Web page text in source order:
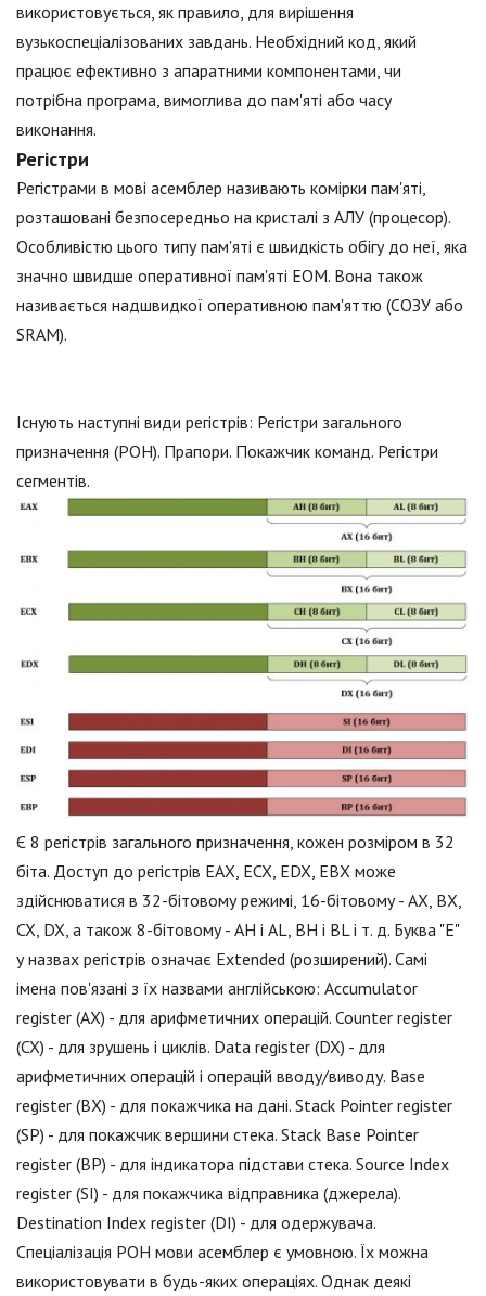
використовується, як правило, для вирішення
вузькоспеціалізованих завдань. Необхідний код, який
працює ефективно з апаратними компонентами, чи
потрібна програма, вимоглива до пам'яті або часу
виконання.
Регістри
Регістрами в мові асемблер називають комірки пам'яті,
розташовані безпосередньо на кристалі з АЛУ (процесор).
Особливістю цього типу пам'яті є швидкість обігу до неї, яка
значно швидше оперативної пам'яті ЕОМ. Вона також
називається надшвидкої оперативною пам'яттю (СОЗУ або
SRAM).
Існують наступні види регістрів: Регістри загального
призначення (РОН). Прапори. Покажчик команд. Регістри
сегментів.
Є 8 регістрів загального призначення, кожен розміром в 32
біта. Доступ до регістрів EAX, ECX, EDX, EBX може
здійснюватися в 32-бітовому режимі, 16-бітовому - AX, BX,
CX, DX, а також 8-бітовому - AH і AL, BH і BL і т. д. Буква "E"
у назвах регістрів означає Extended (розширений). Самі
імена пов'язані з їх назвами англійською: Accumulator
register (AX) - для арифметичних операцій. Counter register
(CX) - для зрушень і циклів. Data register (DX) - для
арифметичних операцій і операцій вводу/виводу. Base
register (BX) - для покажчика на дані. Stack Pointer register
(SP) - для покажчик вершини стека. Stack Base Pointer
register (BP) - для індикатора підстави стека. Source Index
register (SI) - для покажчика відправника (джерела).
Destination Index register (DI) - для одержувача.
Спеціалізація РОН мови асемблер є умовною. Їх можна
використовувати в будь-яких операціях. Однак деякі